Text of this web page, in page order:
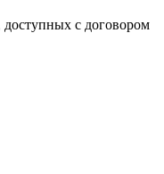
с договором